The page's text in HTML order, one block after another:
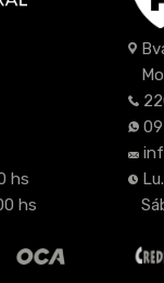
hs
hs
Lu.